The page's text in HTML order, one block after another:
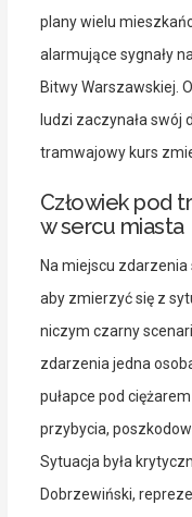
plany wielu
alarmujące sygnały
Bitwy Warszawskiej.
ludzi zaczynała swój
tramwajowy kurs
Człowiek pod
w sercu miasta
Na miejscu zdarzenia
aby zmierzyć się z
niczym czarny
zdarzenia jedna
pułapce pod
przybycia,
Sytuacja była
Dobrzewiński,